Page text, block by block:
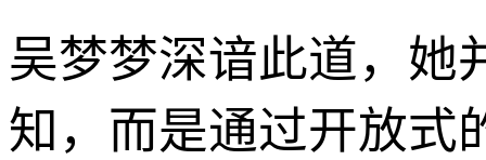
吴梦梦深谙此道，她
知，而是通过开放式